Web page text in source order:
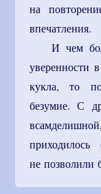
на
впечатления.
И чем
уверенности
кукла, то
безумие. С
не позволили